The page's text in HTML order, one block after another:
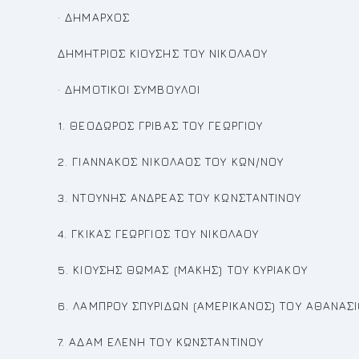
· ΔΗΜΑΡΧΟΣ
ΔΗΜΗΤΡΙΟΣ ΚΙΟΥΣΗΣ ΤΟΥ ΝΙΚΟΛΑΟΥ
· ΔΗΜΟΤΙΚΟΙ ΣΥΜΒΟΥΛΟΙ
1. ΘΕΟΔΩΡΟΣ ΓΡΙΒΑΣ ΤΟΥ ΓΕΩΡΓΙΟΥ
2. ΓΙΑΝΝΑΚΟΣ ΝΙΚΟΛΑΟΣ ΤΟΥ ΚΩΝ/ΝΟΥ
3. ΝΤΟΥΝΗΣ ΑΝΔΡΕΑΣ ΤΟΥ ΚΩΝΣΤΑΝΤΙΝΟΥ
4. ΓΚΙΚΑΣ ΓΕΩΡΓΙΟΣ ΤΟΥ ΝΙΚΟΛΑΟΥ
5. ΚΙΟΥΣΗΣ ΘΩΜΑΣ (ΜΑΚΗΣ) ΤΟΥ ΚΥΡΙΑΚΟΥ
6. ΛΑΜΠΡΟΥ ΣΠΥΡΙΔΩΝ (ΑΜΕΡΙΚΑΝΟΣ) ΤΟΥ
7. ΑΔΑΜ ΕΛΕΝΗ ΤΟΥ ΚΩΝΣΤΑΝΤΙΝΟΥ